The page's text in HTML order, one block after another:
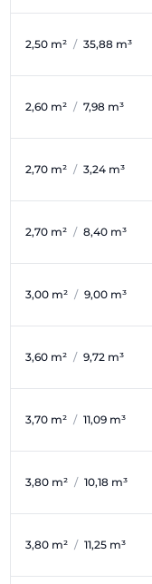
2,50 m² / 35,88 m³
2,60 m² / 7,98 m³
2,70 m² / 3,24 m³
2,70 m² / 8,40 m³
3,00 m² / 9,00 m³
3,60 m² / 9,72 m³
3,70 m² / 11,09 m³
3,80 m² / 10,18 m³
3,80 m² / 11,25 m³